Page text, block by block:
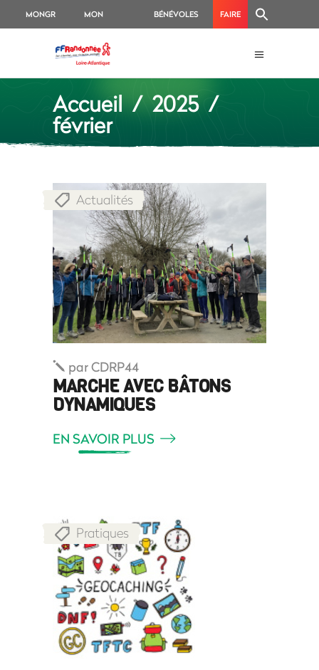
MONGR MON
ESPACE
BÉNÉVOLES FAIRE
Accueil/2025/
février
Actualités
parCDRP44
MARCHE AVEC BÂTONS
DYNAMIQUES
EN SAVOIR PLUS
Pratiques